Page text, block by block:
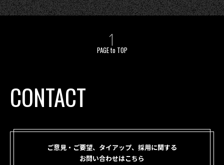
PAGE to TOP
CONTACT
ご意見・ご要望、タイアップ、採用に関する
お問い合わせはこちら